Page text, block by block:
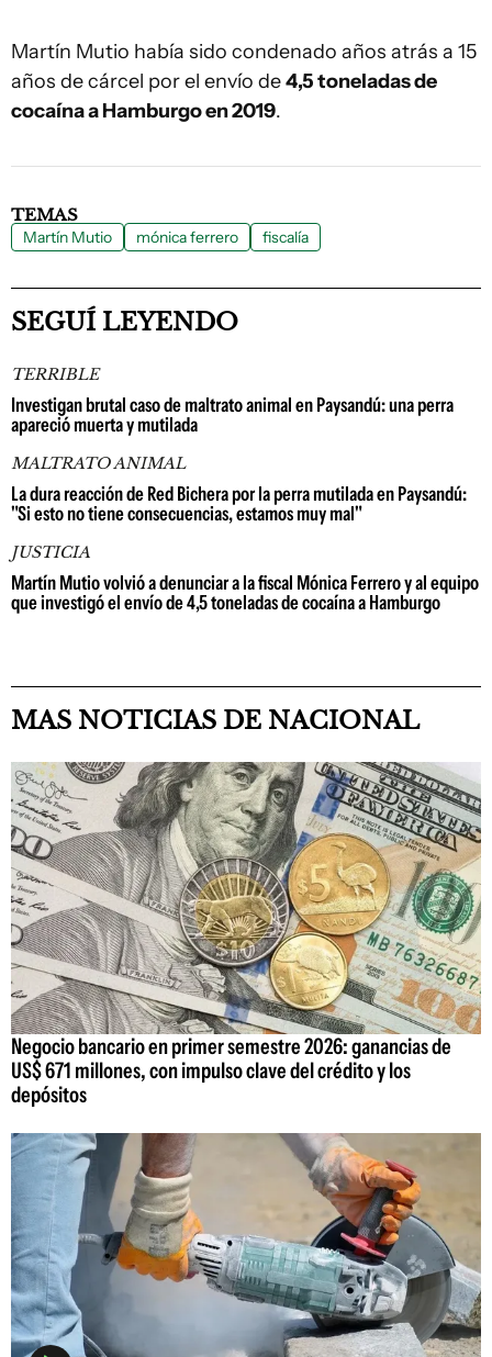
Martín Mutio había sido condenado años atrás a 15
años de cárcel por el envío de4,5 toneladas de
cocaína a Hamburgo en 2019.
TEMAS
Martín Mutio mónica ferrero fiscalía
SEGUÍ LEYENDO
TERRIBLE
Investigan brutal caso de maltrato animal en Paysandú: una perra
apareció muerta y mutilada
MALTRATO ANIMAL
La dura reacción de Red Bichera por la perra mutilada en Paysandú:
"Si esto no tiene consecuencias, estamos muy mal"
JUSTICIA
Martín Mutio volvió a denunciar a la fiscal Mónica Ferrero y al equipo
que investigó el envío de 4,5 toneladas de cocaína a Hamburgo
MAS NOTICIAS DE NACIONAL
Negocio bancario en primer semestre 2026: ganancias de
US$ 671 millones, con impulso clave del crédito y los
depósitos